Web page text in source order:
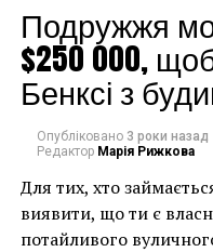
Подружжя
$250 000,
Бенксі з
Опубліковано 3 роки назад
Редактор Марія Рижкова
Для тих, хто
виявити, що ти є
потайливого